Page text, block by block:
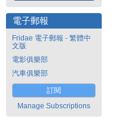
電子郵報
Fridae 電子郵報 - 繁體中
文版
電影俱樂部
汽車俱樂部
訂閱
Manage Subscriptions